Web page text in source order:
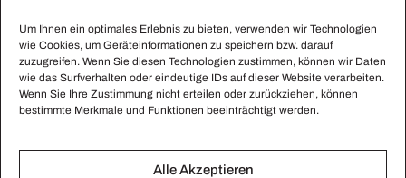
Um Ihnen ein optimales Erlebnis zu bieten, verwenden wir Technologien
wie Cookies, um Geräteinformationen zu speichern bzw. darauf
zuzugreifen. Wenn Sie diesen Technologien zustimmen, können wir Daten
wie das Surfverhalten oder eindeutige IDs auf dieser Website verarbeiten.
Wenn Sie Ihre Zustimmung nicht erteilen oder zurückziehen, können
bestimmte Merkmale und Funktionen beeinträchtigt werden.
Alle Akzeptieren
Eine Musik­brücke zwischen Russ­land und